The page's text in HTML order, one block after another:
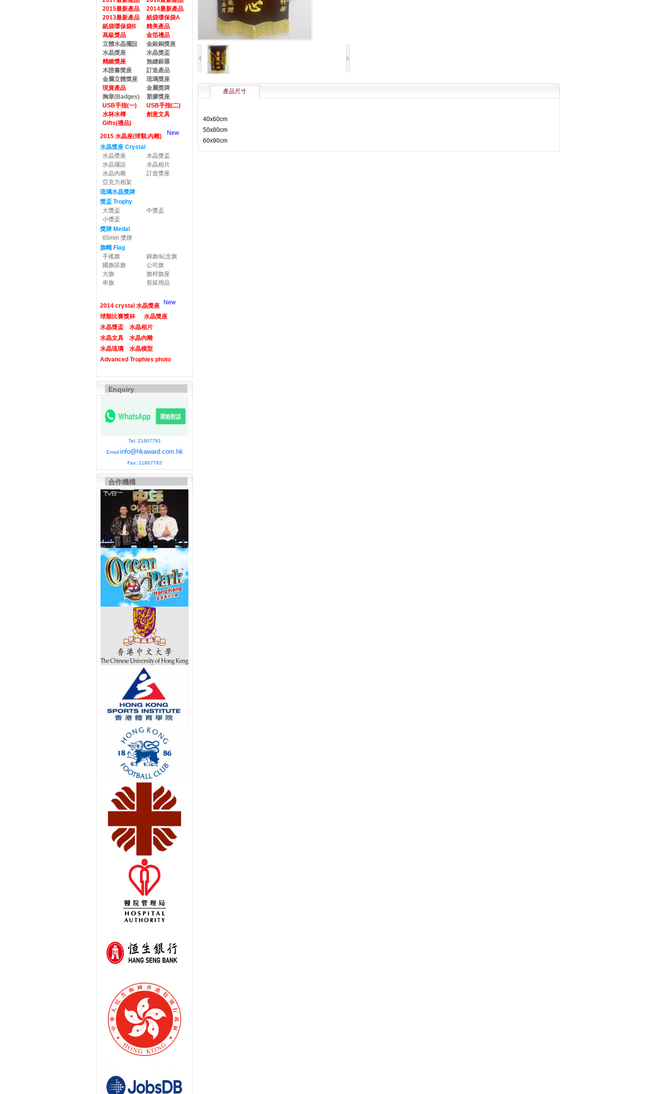
2015最新產品
2014最新產品
2013最新產品
紙袋環保袋A
紙袋環保袋B
精美產品
高級獎品
金箔禮品
立體水晶擺設
金銀銅獎座
水晶獎座
水晶獎盃
精緻獎座
無縫銀碟
木證書獎座
訂造產品
金屬立體獎座
琉璃獎座
現貨產品
金屬獎牌
胸章(Badges)
塑膠獎座
USB手指(一)
USB手指(二)
水杯水樽
創意文具
Gifts(禮品)
2015 水晶座(球類,內雕)
New
水晶獎座 Crystal
水晶獎座
水晶獎盃
水晶擺設
水晶相片
水晶內雕
訂造獎座
亞克力相架
琉璃水晶獎牌
獎盃 Trophy
大獎盃
中獎盃
小獎盃
獎牌 Medal
65mm 獎牌
旗幟 Flag
手搖旗
錦旗/紀念旗
國旗區旗
公司旗
大旗
旗桿旗座
串旗
剪綵用品
2014 crystal 水晶獎座 New
球類比賽獎杯
水晶獎座
水晶獎盃
水晶相片
水晶文具
水晶內雕
水晶琉璃
水晶模型
Advanced Trophies photo
Enquiry
Tel: 21807781
Email:info@hkaward.com.hk
Fax: 21807782
合作機構
產品尺寸
40x60cm
50x80cm
60x90cm